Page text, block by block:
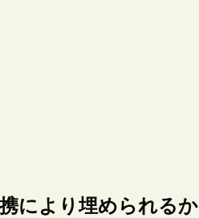
により埋められるか